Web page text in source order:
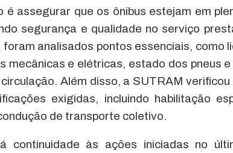
é assegurar que os ônibus estejam em
segurança e qualidade no serviço
analisados pontos essenciais, como
mecânicas e elétricas, estado dos pneus
Além disso, a SUTRAM
exigidas, incluindo habilitação
de transporte coletivo.
continuidade às ações iniciadas no